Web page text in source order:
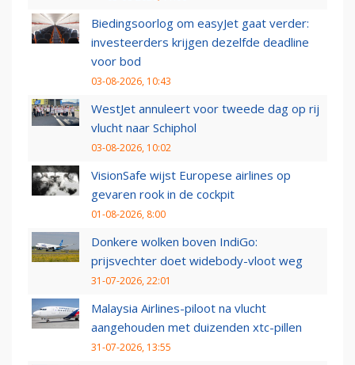
Biedingsoorlog om easyJet gaat verder:
investeerders krijgen dezelfde deadline
voor bod
03-08-2026, 10:43
WestJet annuleert voor tweede dag op rij
vlucht naar Schiphol
03-08-2026, 10:02
VisionSafe wijst Europese airlines op
gevaren rook in de cockpit
01-08-2026, 8:00
Donkere wolken boven IndiGo:
prijsvechter doet widebody-vloot weg
31-07-2026, 22:01
Malaysia Airlines-piloot na vlucht
aangehouden met duizenden xtc-pillen
31-07-2026, 13:55